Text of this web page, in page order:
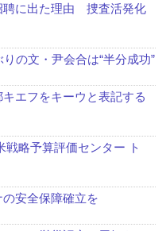
聘に出た理由 捜査活発化
の文・尹会合は“半分成功”
キエフをキーウと表記する
戦略予算評価センター ト
安全保障確立を